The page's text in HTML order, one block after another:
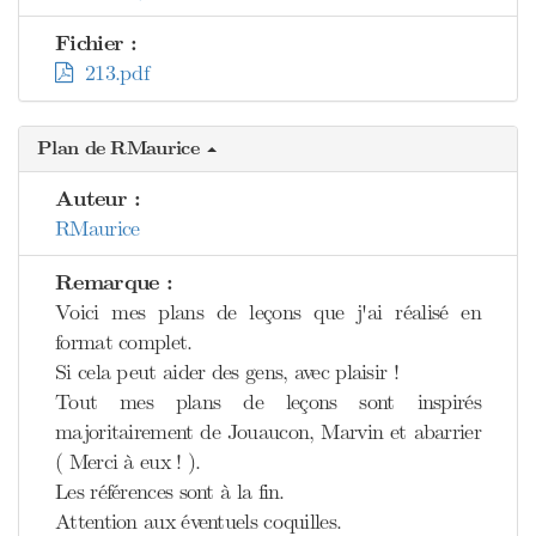
Fichier :
213.pdf
Plan de RMaurice
Auteur :
RMaurice
Remarque :
Voici mes plans de leçons que j'ai réalisé en
format complet.
Si cela peut aider des gens, avec plaisir !
Tout mes plans de leçons sont inspirés
majoritairement de Jouaucon, Marvin et abarrier
( Merci à eux ! ).
Les références sont à la fin.
Attention aux éventuels coquilles.